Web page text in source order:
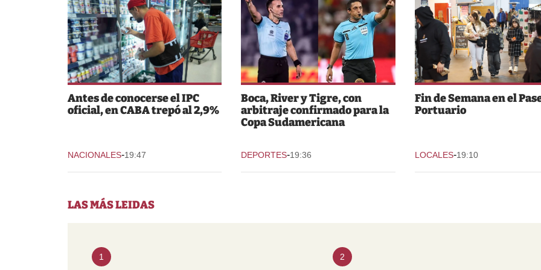
Antes de conocerse el IPC
oficial, en CABA trepó al 2,9%
NACIONALES-19:47
Boca, River y Tigre, con
arbitraje confirmado para la
Copa Sudamericana
DEPORTES-19:36
Fin de Semana en el
Portuario
LOCALES-19:10
LAS MÁS LEIDAS
1 2